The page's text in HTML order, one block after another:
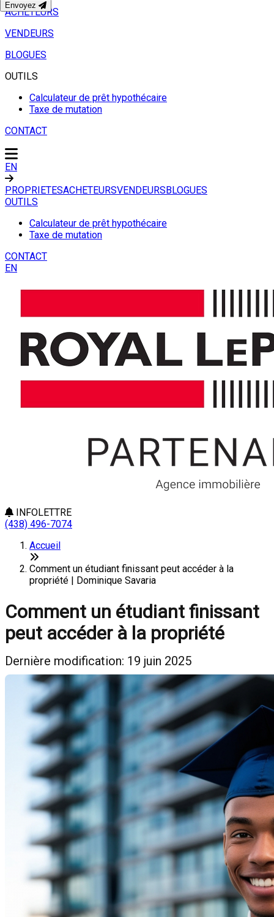
ACHETEURS
VENDEURS
BLOGUES
OUTILS
Calculateur de prêt hypothécaire
Taxe de mutation
CONTACT
EN
PROPRIETESACHETEURSVENDEURSBLOGUES
OUTILS
Calculateur de prêt hypothécaire
Taxe de mutation
CONTACT
EN
INFOLETTRE
(438) 496-7074
Accueil
Comment un étudiant finissant peut accéder à la
propriété | Dominique Savaria
Comment un étudiant finissant
peut accéder à la propriété
Dernière modification: 19 juin 2025
Envoyez